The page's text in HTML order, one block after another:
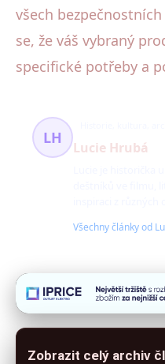
všech
se, že váš vybraný
specifické potřeby a
LH
Lucie Hrubá
Všechny články od
Zobrazit celý archiv